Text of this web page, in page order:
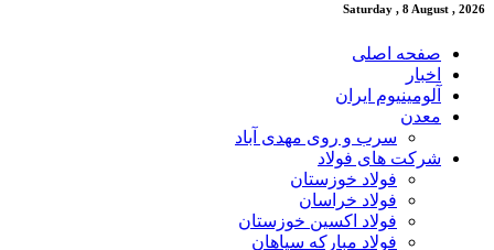
Saturday , 8 August , 2026
صفحه اصلی
اخبار
آلومینیوم ایران
معدن
سرب و روی مهدی آباد
شرکت های فولاد
فولاد خوزستان
فولاد خراسان
فولاد اکسین خوزستان
فولاد مبارکه سپاهان